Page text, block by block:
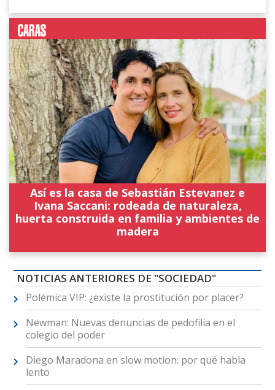
Así es la casa de Sebastián Estevanez e
Ivana Saccani: rodeada de naturaleza,
huerta construida en familia y ambientes de
madera
NOTICIAS ANTERIORES DE "SOCIEDAD"
Polémica VIP: ¿existe la prostitución por placer?
Newman: Nuevas denuncias de pedofilia en el
colegio del poder
Diego Maradona en slow motion: por qué habla
lento